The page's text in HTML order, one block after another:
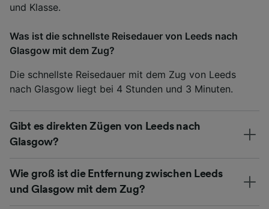
und Klasse.
Was ist die schnellste Reisedauer von Leeds nach
Glasgow mit dem Zug?
Die schnellste Reisedauer mit dem Zug von Leeds
nach Glasgow liegt bei 4 Stunden und 3 Minuten.
Gibt es direkten Zügen von Leeds nach
Glasgow?
Wie groß ist die Entfernung zwischen Leeds
und Glasgow mit dem Zug?